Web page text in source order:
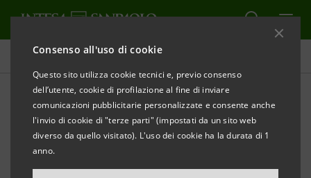
Consenso all'uso di cookie
Questo sito utilizza cookie tecnici e, previo consenso
dell’utente, cookie di profilazione al fine di inviare
comunicazioni pubblicitarie personalizzate e consente anche
l'invio di cookie di "terze parti" (impostati da un sito web
diverso da quello visitato). L'uso dei cookie ha la durata di 1
anno.
Comunicati stampa
STAMPA AGGIORNA
ATTENZIONE: QUESTA
SEZIONE DEL SITO WEB
CONTIENE
WARNING: THIS
WEBSITE CONTAINS